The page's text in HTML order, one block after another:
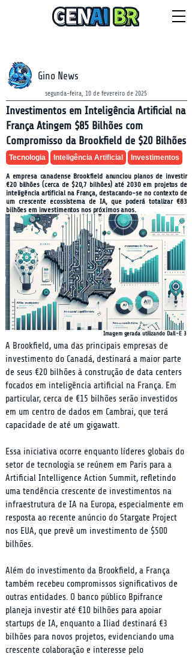
Gino News
segunda-feira, 10 de fevereiro de 2025
Investimentos em Inteligência Artificial na
França Atingem $85 Bilhões com
Compromisso da Brookfield de $20 Bilhões
Tecnologia Inteligência Artificial Investimentos
A empresa canadense Brookfield anunciou planos de investir
€20 bilhões (cerca de $20,7 bilhões) até 2030 em projetos de
inteligência artificial na França, destacando-se no contexto de
um crescente ecossistema de IA, que poderá totalizar €83
bilhões em investimentos nos próximos anos.
Imagem gerada utilizando Dall-E 3
A Brookfield, uma das principais empresas de
investimento do Canadá, destinará a maior parte
de seus €20 bilhões à construção de data centers
focados em inteligência artificial na França. Em
particular, cerca de €15 bilhões serão investidos
em um centro de dados em Cambrai, que terá
capacidade de até um gigawatt.
Essa iniciativa ocorre enquanto líderes globais do
setor de tecnologia se reúnem em Paris para a
Artificial Intelligence Action Summit, refletindo
uma tendência crescente de investimentos na
infraestrutura de IA na Europa, especialmente em
resposta ao recente anúncio do Stargate Project
nos EUA, que prevê um investimento de $500
bilhões.
Além do investimento da Brookfield, a França
também recebeu compromissos significativos de
outras entidades. O banco público Bpifrance
planeja investir até €10 bilhões para apoiar
startups de IA, enquanto a Iliad destinará €3
bilhões para novos projetos, evidenciando uma
crescente colaboração e interesse pelo